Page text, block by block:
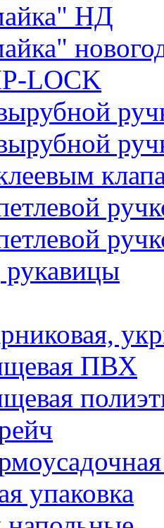
НД
LOCK
рукавицы
ПВХ
упаковка